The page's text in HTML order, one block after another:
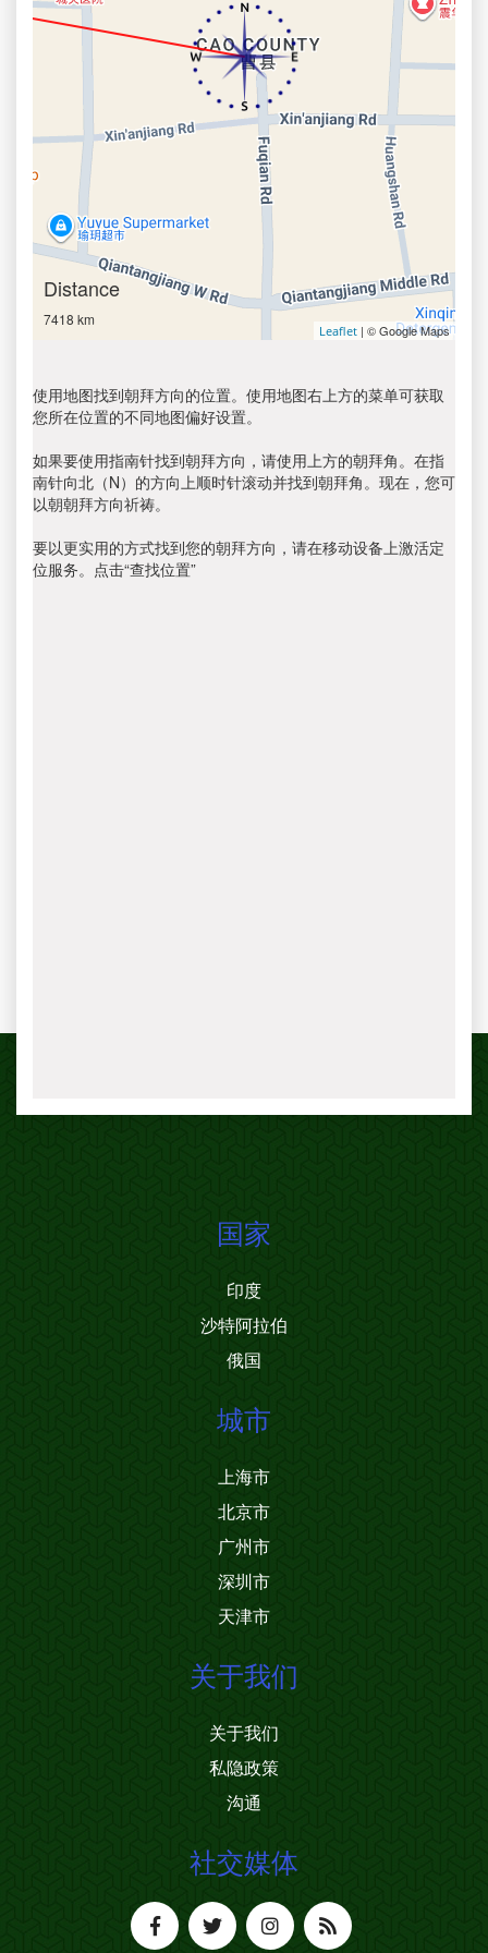
Distance
7418 km
Leaflet | © Google Maps
使用地图找到朝拜方向的位置。使用地图右上方的菜单可获取
您所在位置的不同地图偏好设置。
如果要使用指南针找到朝拜方向，请使用上方的朝拜角。在指
南针向北（N）的方向上顺时针滚动并找到朝拜角。现在，您可
以朝朝拜方向祈祷。
要以更实用的方式找到您的朝拜方向，请在移动设备上激活定
位服务。点击“查找位置”
国家
印度
沙特阿拉伯
俄国
城市
上海市
北京市
广州市
深圳市
天津市
关于我们
关于我们
私隐政策
沟通
社交媒体